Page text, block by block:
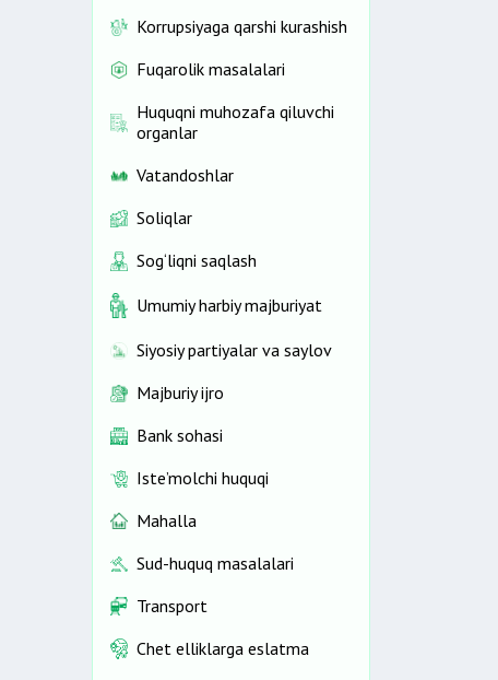
Korrupsiyaga qarshi kurashish
Fuqarolik masalalari
Huquqni muhozafa qiluvchi
organlar
Vatandoshlar
Soliqlar
Sog‘liqni saqlash
Umumiy harbiy majburiyat
Siyosiy partiyalar va saylov
Majburiy ijro
Bank sohasi
Iste’molchi huquqi
Mahalla
Sud-huquq masalalari
Transport
Chet elliklarga eslatma